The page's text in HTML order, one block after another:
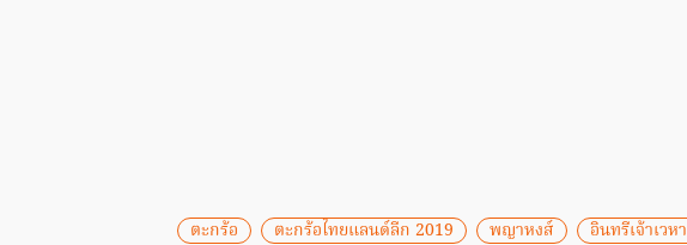
ตะกร้อ ตะกร้อไทยแลนด์ลีก 2019 พญาหงส์ อินทรีเจ้าเวหา